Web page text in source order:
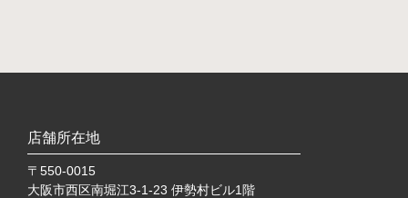
店舗所在地
〒550-0015
大阪市西区南堀江3-1-23 伊勢村ビル1階